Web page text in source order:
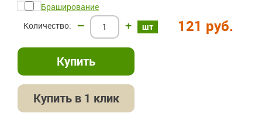
Браширование
шт
– + 121 руб.
Купить в 1 клик